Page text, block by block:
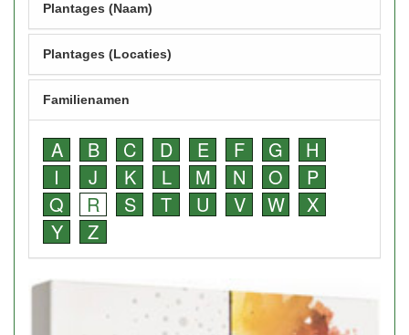
Plantages (Naam)
Plantages (Locaties)
Familienamen
A B C D E F G
H
I
J K L M N O
P
Q
R S T U V W
X
Y
Z